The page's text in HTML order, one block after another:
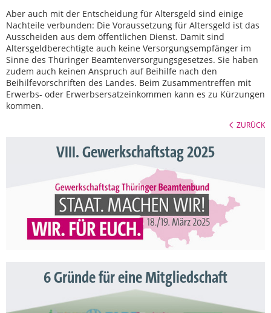
Aber auch mit der Entscheidung für Altersgeld sind einige
Nachteile verbunden: Die Voraussetzung für Altersgeld ist das
Ausscheiden aus dem öffentlichen Dienst. Damit sind
Altersgeldberechtigte auch keine Versorgungsempfänger im
Sinne des Thüringer Beamtenversorgungsgesetzes. Sie haben
zudem auch keinen Anspruch auf Beihilfe nach den
Beihilfevorschriften des Landes. Beim Zusammentreffen mit
Erwerbs- oder Erwerbsersatzeinkommen kann es zu Kürzungen
kommen.
ZURÜCK
VIII. Gewerkschaftstag 2025
6 Gründe für eine Mitgliedschaft